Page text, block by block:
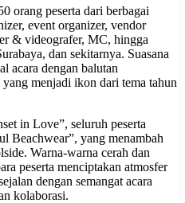
orang peserta dari berbagai
event organizer, vendor
& videografer, MC, hingga
dan sekitarnya. Suasana
acara dengan balutan
menjadi ikon dari tema tahun
in Love”, seluruh peserta
Beachwear”, yang menambah
Warna-warna cerah dan
peserta menciptakan atmosfer
dengan semangat acara
kolaborasi.